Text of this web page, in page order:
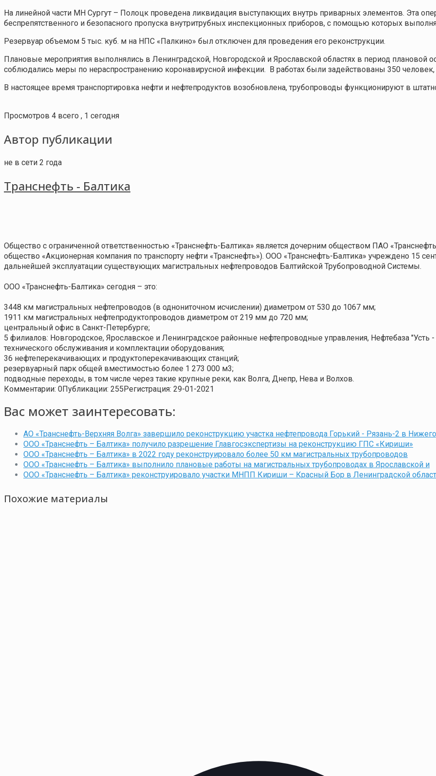
На линейной части МН Сургут – Полоцк проведена ликвидация выступающих внутрь приварных элементов. Эта
беспрепятственного и безопасного пропуска внутритрубных инспекционных приборов, с помощью которых
Резервуар объемом 5 тыс. куб. м на НПС «Палкино» был отключен для проведения его реконструкции.
Плановые мероприятия выполнялись в Ленинградской, Новгородской и Ярославской областях в период плановой
соблюдались меры по нераспространению коронавирусной инфекции. В работах были задействованы 350 человек,
В настоящее время транспортировка нефти и нефтепродуктов возобновлена, трубопроводы функционируют в
Просмотров 4 всего , 1 сегодня
Автор публикации
не в сети 2 года
Транснефть - Балтика
Общество с ограниченной ответственностью «Транснефть-Балтика» является дочерним обществом ПАО
общество «Акционерная компания по транспорту нефти «Транснефть»). ООО «Транснефть-Балтика» учреждено 15
дальнейшей эксплуатации существующих магистральных нефтепроводов Балтийской Трубопроводной Системы.
OOO «Транснефть-Балтика» сегодня – это:
3448 км магистральных нефтепро­водов (в однониточном исчислении) диаметром от 530 до 1067 мм;
1911 км магистральных нефтепродуктопроводов диаметром от 219 мм до 720 мм;
центральный офис в Санкт-Петербурге;
5 филиалов: Новгородское, Ярославское и Ленинградское районные нефтепроводные управления, Нефтебаза "Усть
технического обслуживания и комплектации оборудования;
36 нефтеперекачивающих и продуктоперекачивающих станций;
резервуарный парк общей вместимостью более 1 273 000 м3;
подводные переходы, в том числе через такие крупные реки, как Волга, Днепр, Нева и Волхов.
Комментарии: 0Публикации: 255Регистрация: 29-01-2021
Вас может заинтересовать:
АО «Транснефть-Верхняя Волга» завершило реконструкцию участка нефтепровода Горький - Рязань-2 в
ООО «Транснефть – Балтика» получило разрешение Главгосэкспертизы на реконструкцию ГПС «Кириши»
ООО «Транснефть – Балтика» в 2022 году реконструировало более 50 км магистральных трубопроводов
ООО «Транснефть – Балтика» выполнило плановые работы на магистральных трубопроводах в Ярославской и
ООО «Транснефть – Балтика» реконструировало участки МНПП Кириши – Красный Бор в Ленинградской област
Похожие материалы